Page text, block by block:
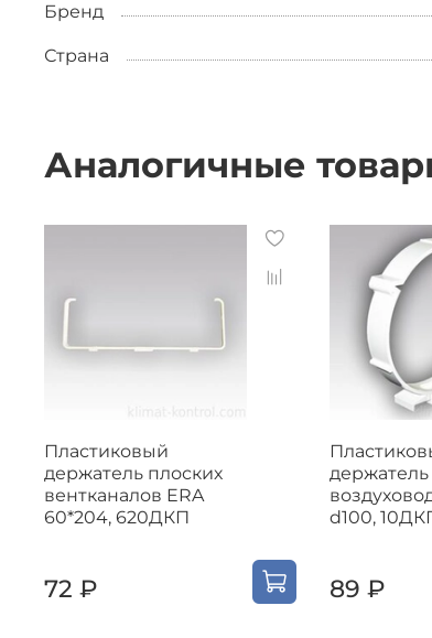
Бренд
Страна
Аналогичные
Пластиковый
держатель плоских
вентканалов ERA
60*204, 620ДКП
72 ₽
держатель
d100,
89 ₽